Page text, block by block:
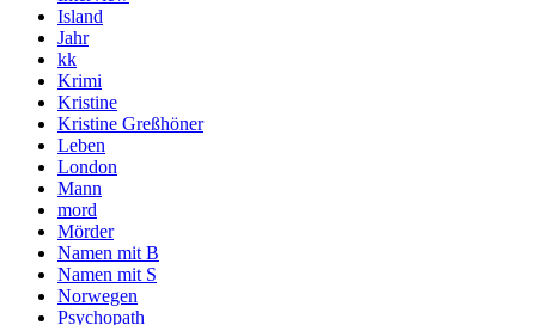
Island
Jahr
kk
Krimi
Kristine
Kristine Greßhöner
Leben
London
Mann
mord
Mörder
Namen mit B
Namen mit S
Norwegen
Psychopath